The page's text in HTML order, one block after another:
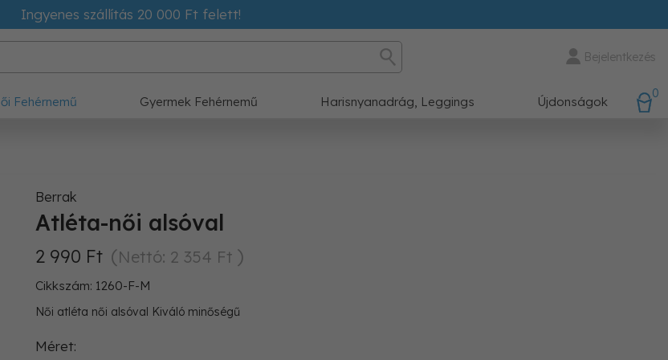
Ingyenes szállítás 20 000 Ft felett!
Bejelentkezés
Női Fehérnemű Gyermek Fehérnemű Harisnyanadrág, Leggings Újdonságok
0
Berrak
Atléta-női alsóval
2 990 Ft Nettó: 2 354 Ft
Cikkszám: 1260-F-M
Női atléta női alsóval Kiváló minőségű
Méret